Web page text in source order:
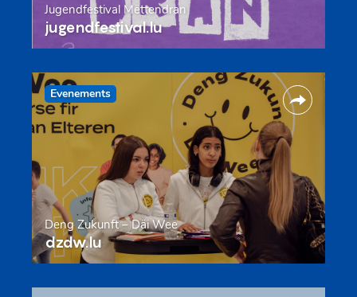
Jugendfestival Mëttendran
jugendfestival.lu
Evenements
Deng Zukunft – Däi Wee
dzdw.lu